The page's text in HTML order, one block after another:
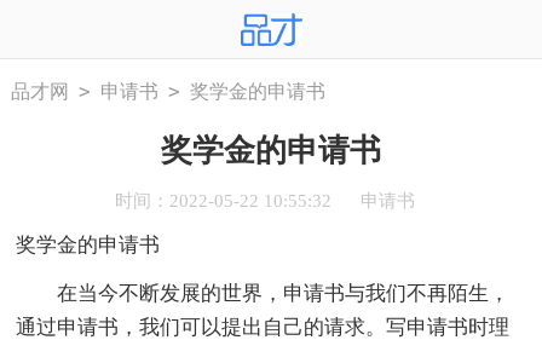
品才网 > 申请书 > 奖学金的申请书
奖学金的申请书
时间：2022-05-22 10:55:32 申请书
奖学金的申请书
在当今不断发展的世界，申请书与我们不再陌生，
通过申请书，我们可以提出自己的请求。写申请书时理